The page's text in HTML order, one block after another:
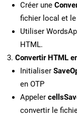
Créer une
fichier local et
Utiliser
HTML.
Convertir HTML
Initialiser
en OTP
Appeler
convertir le